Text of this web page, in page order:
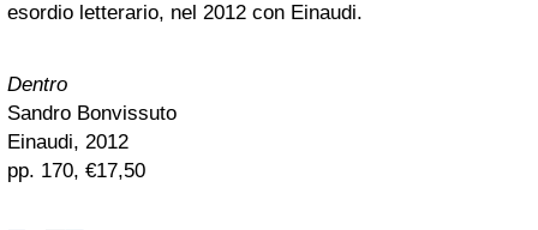
esordio letterario, nel 2012 con Einaudi.
Dentro
Sandro Bonvissuto
Einaudi, 2012
pp. 170, €17,50